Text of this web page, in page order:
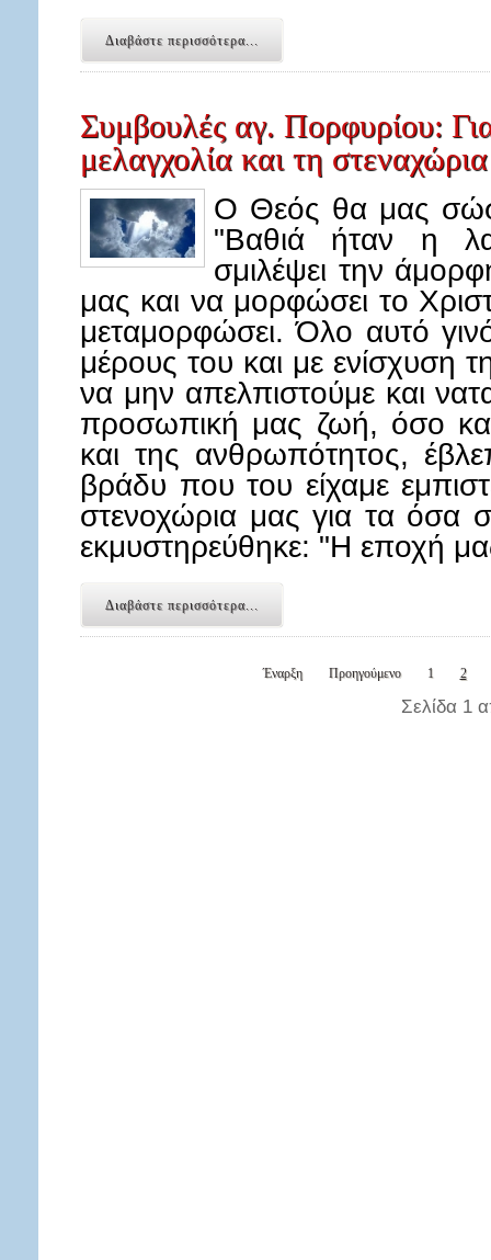
Διαβάστε περισσότερα...
Συμβουλές αγ. Πορφυρίου:
μελαγχολία και τη
Ο Θεός θα μας
"Βαθιά ήταν η
σμιλέψει την
μας και να μορφώσει το
μεταμορφώσει. Όλο αυτό
μέρους του και με ενίσχυση
να μην απελπιστούμε και
προσωπική μας ζωή, όσο
και της ανθρωπότητος,
βράδυ που του είχαμε
στενοχώρια μας για τα όσα
εκμυστηρεύθηκε: "Η εποχή
Διαβάστε περισσότερα...
Έναρξη Προηγούμενο 1 2
Σελίδα 1